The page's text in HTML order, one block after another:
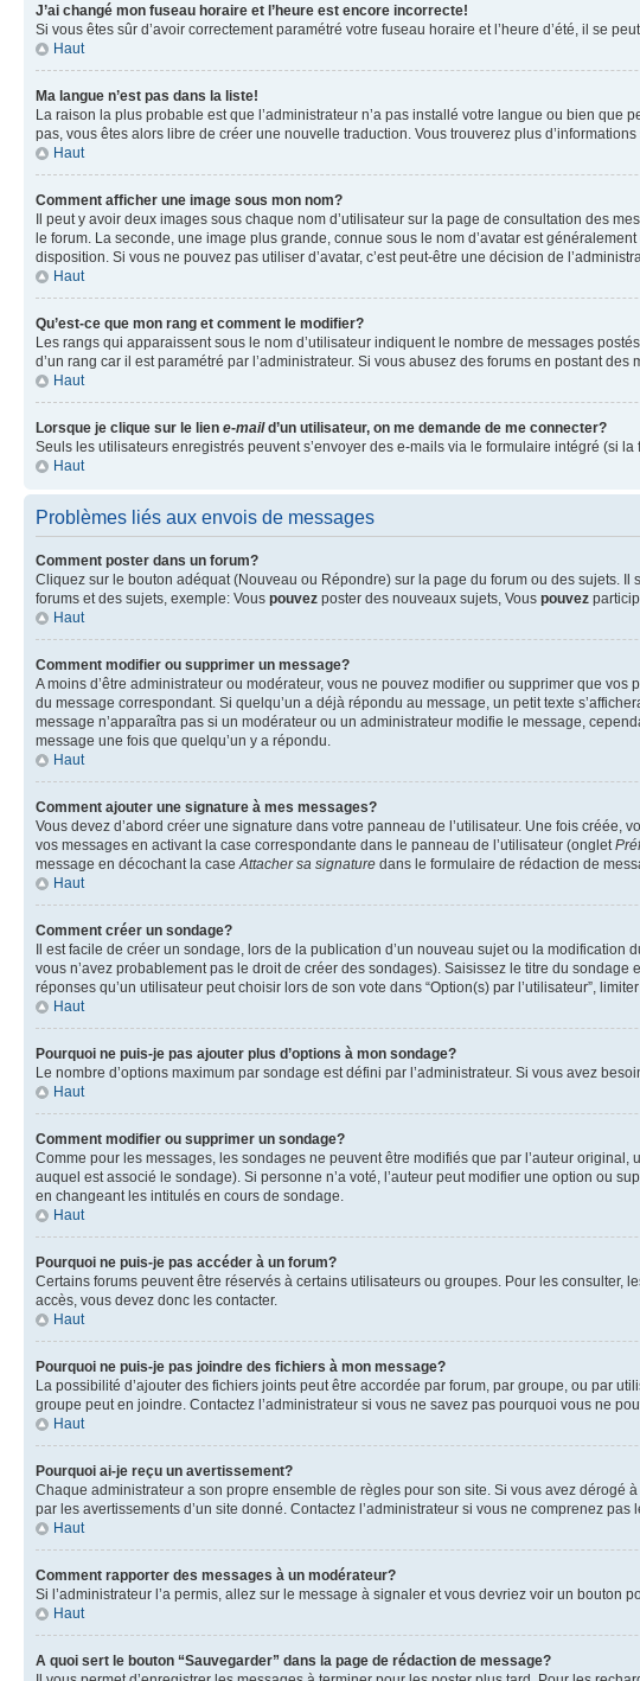
J’ai changé mon fuseau horaire et l’heure est encore incorrecte!
Si vous êtes sûr d’avoir correctement paramétré votre fuseau horaire et l’heure d’été, il se
Haut
Ma langue n’est pas dans la liste!
La raison la plus probable est que l’administrateur n’a pas installé votre langue ou bien que
pas, vous êtes alors libre de créer une nouvelle traduction. Vous trouverez plus
Haut
Comment afficher une image sous mon nom?
Il peut y avoir deux images sous chaque nom d’utilisateur sur la page de consultation des
le forum. La seconde, une image plus grande, connue sous le nom d’avatar est
disposition. Si vous ne pouvez pas utiliser d’avatar, c’est peut-être une décision de
Haut
Qu’est-ce que mon rang et comment le modifier?
Les rangs qui apparaissent sous le nom d’utilisateur indiquent le nombre de messages
d’un rang car il est paramétré par l’administrateur. Si vous abusez des forums en postant
Haut
Lorsque je clique sur le lien e-maild’un utilisateur, on me demande de me connecter?
Seuls les utilisateurs enregistrés peuvent s’envoyer des e-mails via le formulaire intégré (si
Haut
Problèmes liés aux envois de messages
Comment poster dans un forum?
Cliquez sur le bouton adéquat (Nouveau ou Répondre) sur la page du forum ou des sujets.
forums et des sujets, exemple: Vous pouvez poster des nouveaux sujets, Vous pouvez
Haut
Comment modifier ou supprimer un message?
A moins d’être administrateur ou modérateur, vous ne pouvez modifier ou supprimer que
du message correspondant. Si quelqu’un a déjà répondu au message, un petit texte
message n’apparaîtra pas si un modérateur ou un administrateur modifie le message,
message une fois que quelqu’un y a répondu.
Haut
Comment ajouter une signature à mes messages?
Vous devez d’abord créer une signature dans votre panneau de l’utilisateur. Une fois créée,
vos messages en activant la case correspondante dans le panneau de l’utilisateur (onglet
message en décochant la case Attacher sa signature dans le formulaire de rédaction de
Haut
Comment créer un sondage?
Il est facile de créer un sondage, lors de la publication d’un nouveau sujet ou la modification
vous n’avez probablement pas le droit de créer des sondages). Saisissez le titre du
réponses qu’un utilisateur peut choisir lors de son vote dans “Option(s) par l’utilisateur”,
Haut
Pourquoi ne puis-je pas ajouter plus d’options à mon sondage?
Le nombre d’options maximum par sondage est défini par l’administrateur. Si vous avez
Haut
Comment modifier ou supprimer un sondage?
Comme pour les messages, les sondages ne peuvent être modifiés que par l’auteur
auquel est associé le sondage). Si personne n’a voté, l’auteur peut modifier une option ou
en changeant les intitulés en cours de sondage.
Haut
Pourquoi ne puis-je pas accéder à un forum?
Certains forums peuvent être réservés à certains utilisateurs ou groupes. Pour les
accès, vous devez donc les contacter.
Haut
Pourquoi ne puis-je pas joindre des fichiers à mon message?
La possibilité d’ajouter des fichiers joints peut être accordée par forum, par groupe, ou par
groupe peut en joindre. Contactez l’administrateur si vous ne savez pas pourquoi vous ne
Haut
Pourquoi ai-je reçu un avertissement?
Chaque administrateur a son propre ensemble de règles pour son site. Si vous avez dérogé
par les avertissements d’un site donné. Contactez l’administrateur si vous ne comprenez pas
Haut
Comment rapporter des messages à un modérateur?
Si l’administrateur l’a permis, allez sur le message à signaler et vous devriez voir un
Haut
A quoi sert le bouton “Sauvegarder” dans la page de rédaction de message?